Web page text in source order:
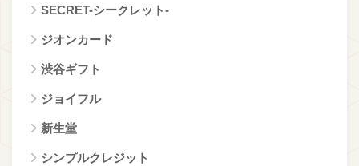
SECRET-シークレット-
ジオンカード
渋谷ギフト
ジョイフル
新生堂
シンプルクレジット